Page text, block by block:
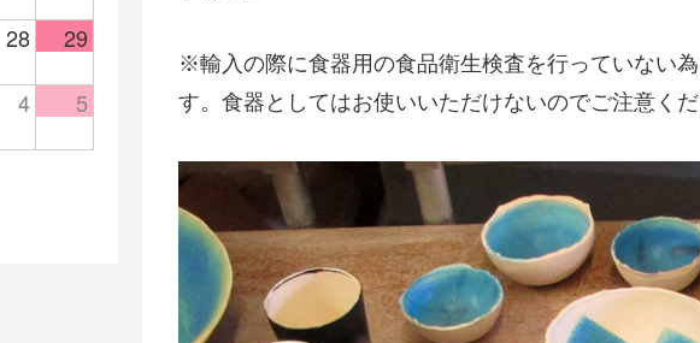
※輸入の際に食器用の食品衛生検査を行っていない
す。食器としてはお使いいただけないのでご注意くだ
28 29
4 5